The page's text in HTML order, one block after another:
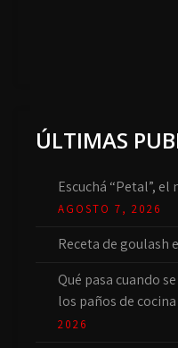
ÚLTIMAS
Escuchá “Petal”,
AGOSTO 7, 2026
Receta de goulash
Qué pasa cuando
los paños de
2026